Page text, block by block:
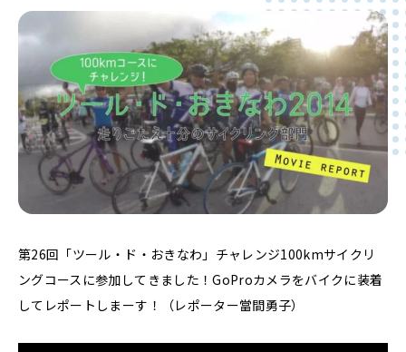
第26回「ツール・ド・おきなわ」チャレンジ100kmサイクリ
ングコースに参加してきました！GoProカメラをバイクに装着
してレポートしまーす！（レポーター當間勇子）